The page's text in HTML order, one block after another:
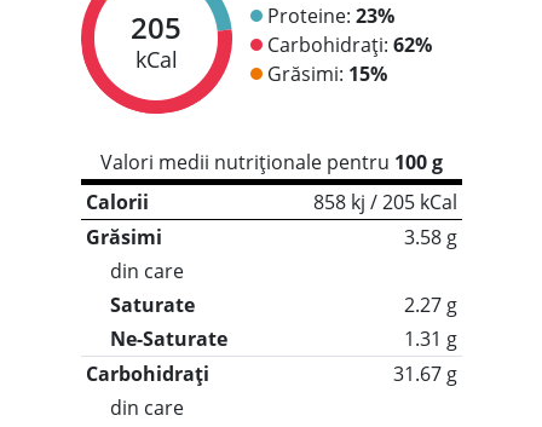
205
kCal
Proteine: 23%
Carbohidrați: 62%
Grăsimi: 15%
Valori medii nutriționale pentru 100 g
Calorii
858 kj / 205 kCal
Grăsimi
3.58 g
din care
Saturate
2.27 g
Ne-Saturate
1.31 g
Carbohidrați
31.67 g
din care